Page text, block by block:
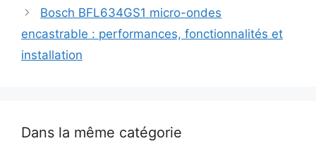
Bosch BFL634GS1 micro-ondes
encastrable : performances, fonctionnalités et
installation
Dans la même catégorie